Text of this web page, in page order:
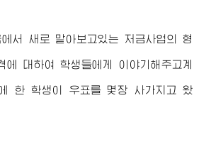
서 새로 맡아보고있는 저금사업의 형
에 대하여 학생들에게 이야기해주고계
한 학생이 우표를 몇장 사가지고 왔